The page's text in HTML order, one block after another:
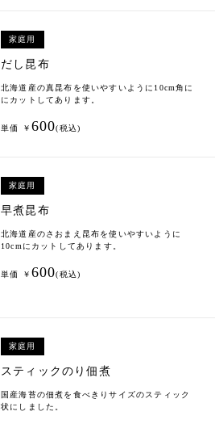
家庭用
だし昆布
北海道産の真昆布を使いやすいように10cm角に
にカットしてあります。
単価 ￥ 600(税込)
家庭用
早煮昆布
北海道産のさおまえ昆布を使いやすいように
10cmにカットしてあります。
単価 ￥ 600(税込)
家庭用
スティックのり佃煮
国産海苔の佃煮を食べきりサイズのスティック
状にしました。